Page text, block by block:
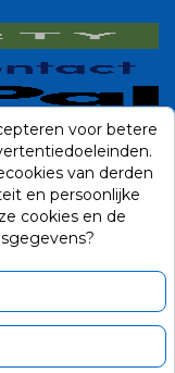
voor betere
van derden
en persoonlijke
cookies en de